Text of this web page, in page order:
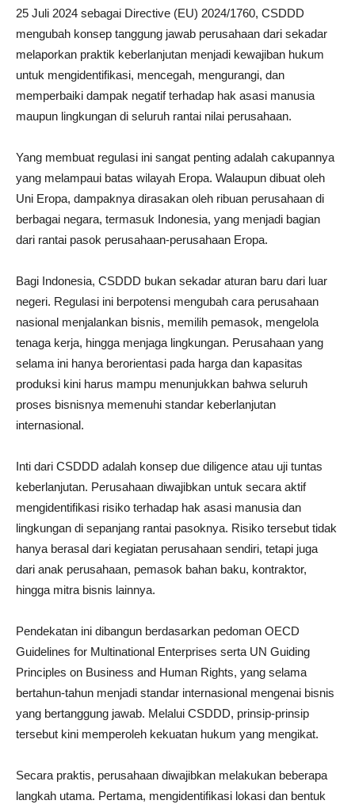
25 Juli 2024 sebagai Directive (EU) 2024/1760, CSDDD
mengubah konsep tanggung jawab perusahaan dari sekadar
melaporkan praktik keberlanjutan menjadi kewajiban hukum
untuk mengidentifikasi, mencegah, mengurangi, dan
memperbaiki dampak negatif terhadap hak asasi manusia
maupun lingkungan di seluruh rantai nilai perusahaan.
Yang membuat regulasi ini sangat penting adalah cakupannya
yang melampaui batas wilayah Eropa. Walaupun dibuat oleh
Uni Eropa, dampaknya dirasakan oleh ribuan perusahaan di
berbagai negara, termasuk Indonesia, yang menjadi bagian
dari rantai pasok perusahaan-perusahaan Eropa.
Bagi Indonesia, CSDDD bukan sekadar aturan baru dari luar
negeri. Regulasi ini berpotensi mengubah cara perusahaan
nasional menjalankan bisnis, memilih pemasok, mengelola
tenaga kerja, hingga menjaga lingkungan. Perusahaan yang
selama ini hanya berorientasi pada harga dan kapasitas
produksi kini harus mampu menunjukkan bahwa seluruh
proses bisnisnya memenuhi standar keberlanjutan
internasional.
Inti dari CSDDD adalah konsep due diligence atau uji tuntas
keberlanjutan. Perusahaan diwajibkan untuk secara aktif
mengidentifikasi risiko terhadap hak asasi manusia dan
lingkungan di sepanjang rantai pasoknya. Risiko tersebut tidak
hanya berasal dari kegiatan perusahaan sendiri, tetapi juga
dari anak perusahaan, pemasok bahan baku, kontraktor,
hingga mitra bisnis lainnya.
Pendekatan ini dibangun berdasarkan pedoman OECD
Guidelines for Multinational Enterprises serta UN Guiding
Principles on Business and Human Rights, yang selama
bertahun-tahun menjadi standar internasional mengenai bisnis
yang bertanggung jawab. Melalui CSDDD, prinsip-prinsip
tersebut kini memperoleh kekuatan hukum yang mengikat.
Secara praktis, perusahaan diwajibkan melakukan beberapa
langkah utama. Pertama, mengidentifikasi lokasi dan bentuk